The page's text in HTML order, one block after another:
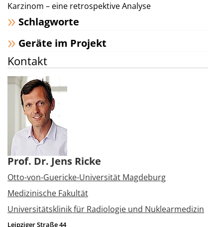
Karzinom – eine retrospektive Analyse
Schlagworte
Geräte im Projekt
Kontakt
Prof. Dr. Jens Ricke
Otto-von-Guericke-Universität Magdeburg
Medizinische Fakultät
Universitätsklinik für Radiologie und Nuklearmedizin
Leipziger Straße 44